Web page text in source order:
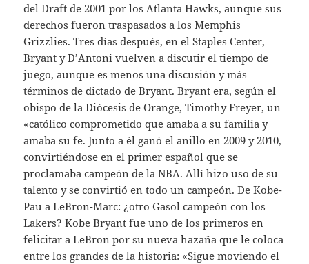
del Draft de 2001 por los Atlanta Hawks, aunque sus
derechos fueron traspasados a los Memphis
Grizzlies. Tres días después, en el Staples Center,
Bryant y D’Antoni vuelven a discutir el tiempo de
juego, aunque es menos una discusión y más
términos de dictado de Bryant. Bryant era, según el
obispo de la Diócesis de Orange, Timothy Freyer, un
«católico comprometido que amaba a su familia y
amaba su fe. Junto a él ganó el anillo en 2009 y 2010,
convirtiéndose en el primer español que se
proclamaba campeón de la NBA. Allí hizo uso de su
talento y se convirtió en todo un campeón. De Kobe-
Pau a LeBron-Marc: ¿otro Gasol campeón con los
Lakers? Kobe Bryant fue uno de los primeros en
felicitar a LeBron por su nueva hazaña que le coloca
entre los grandes de la historia: «Sigue moviendo el